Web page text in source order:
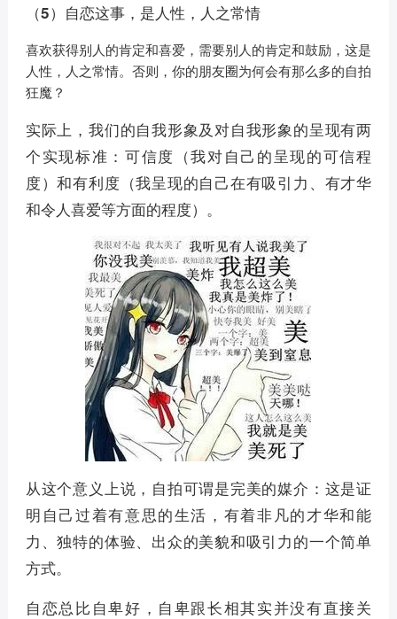
（5）自恋这事，是人性，人之常情
喜欢获得别人的肯定和喜爱，需要别人的肯定和鼓励，这是
人性，人之常情。否则，你的朋友圈为何会有那么多的自拍
狂魔？
实际上，我们的自我形象及对自我形象的呈现有两
个实现标准：可信度（我对自己的呈现的可信程
度）和有利度（我呈现的自己在有吸引力、有才华
和令人喜爱等方面的程度）。
从这个意义上说，自拍可谓是完美的媒介：这是证
明自己过着有意思的生活，有着非凡的才华和能
力、独特的体验、出众的美貌和吸引力的一个简单
方式。
自恋总比自卑好，自卑跟长相其实并没有直接关